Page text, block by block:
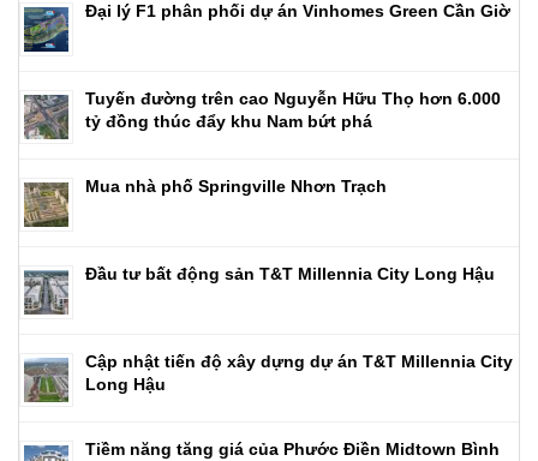
Đại lý F1 phân phối dự án Vinhomes Green Cần Giờ
Tuyến đường trên cao Nguyễn Hữu Thọ hơn 6.000
tỷ đồng thúc đẩy khu Nam bứt phá
Mua nhà phố Springville Nhơn Trạch
Đầu tư bất động sản T&T Millennia City Long Hậu
Cập nhật tiến độ xây dựng dự án T&T Millennia City
Long Hậu
Tiềm năng tăng giá của Phước Điền Midtown Bình